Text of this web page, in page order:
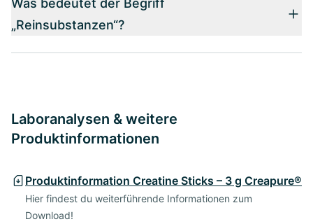
Was bedeutet der Begriff
„Reinsubstanzen“?
Laboranalysen & weitere
Produktinformationen
Produktinformation Creatine Sticks – 3 g Creapure®
Hier findest du weiterführende Informationen zum
Download!